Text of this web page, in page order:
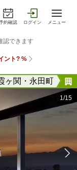
約確認 ログイン メニュー
ヶ関・永田町
1/15